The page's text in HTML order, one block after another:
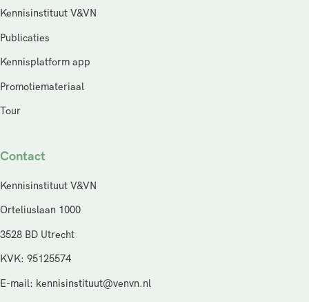
Kennisinstituut V&VN
Publicaties
Kennisplatform app
Promotiemateriaal
Tour
Contact
Kennisinstituut V&VN
Orteliuslaan 1000
3528 BD Utrecht
KVK: 95125574
E-mail: kennisinstituut@venvn.nl